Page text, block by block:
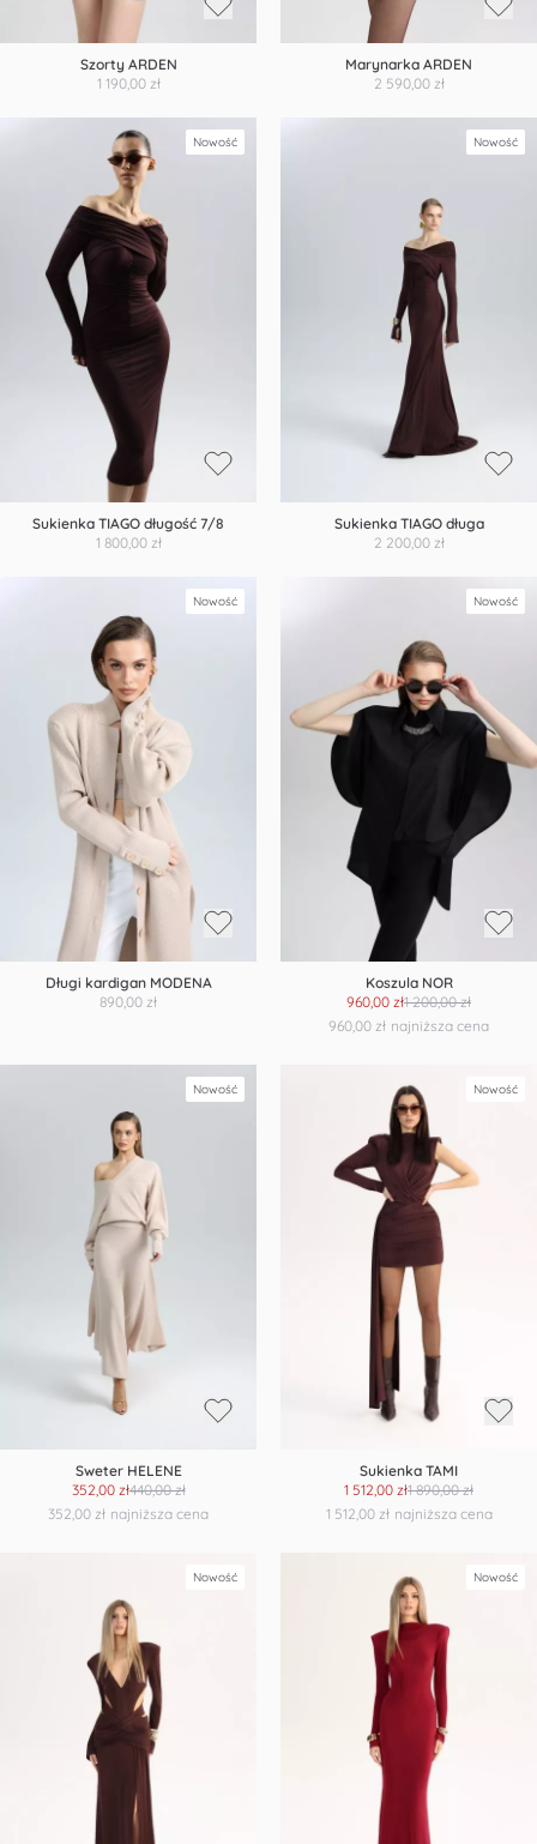
Szorty ARDEN
1 190,00 zł
Marynarka ARDEN
2 590,00 zł
Nowość
Sukienka TIAGO długość 7/8
1 800,00 zł
Nowość
Sukienka TIAGO długa
2 200,00 zł
Nowość
Długi kardigan MODENA
890,00 zł
Nowość
Koszula NOR
960,00 zł1 200,00 zł
najniższa cena
960,00 zł
Nowość
Sweter HELENE
352,00 zł440,00 zł
najniższa cena
352,00 zł
Nowość
Sukienka TAMI
1 512,00 zł1 890,00 zł
najniższa cena
1 512,00 zł
Nowość Nowość